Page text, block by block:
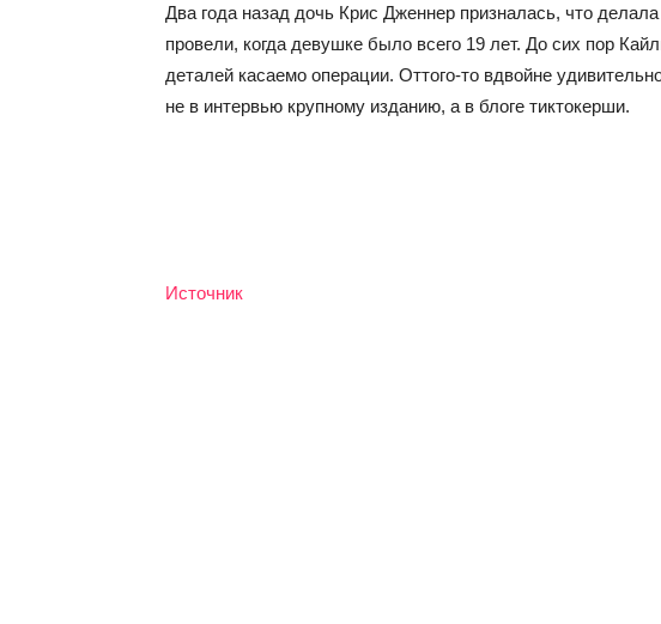
Два года назад дочь Крис Дженнер призналась, что
провели, когда девушке было всего 19 лет. До сих пор
деталей касаемо операции. Оттого-то вдвойне
не в интервью крупному изданию, а в блоге тиктокерши.
Источник